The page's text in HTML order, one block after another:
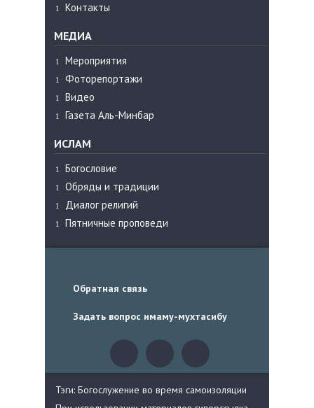
Контакты
МЕДИА
Мероприятия
Фоторепортажи
Видео
Газета Аль-Минбар
ИСЛАМ
Богословие
Обряды и традиции
Диалог религий
Пятничные проповеди
Обратная связь
Задать вопрос имаму-мухтасибу
Тэги: Богослужение во время самоизоляции